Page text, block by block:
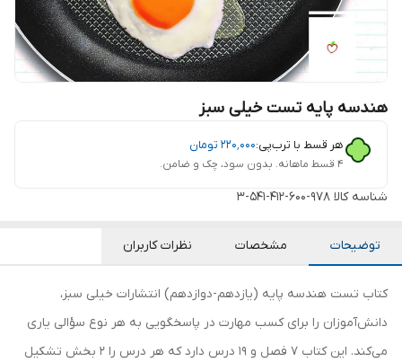
هندسه پایه تست خیلی سبز
هر قسط با ترب‌پی:۲۲۰٬۰۰۰ تومان
۴ قسط ماهانه. بدون سود، چک و ضامن.
شناسه کالا 978-600-412-541-3
توضیحات مشخصات نظرات کاربران
کتاب تست هندسه پایه (یازدهم-دوازدهم) انتشارات خیلی سبز،
دانش‌آموزان را برای کسب مهارت در پاسخگویی به هر نوع سؤالی یاری
می‌کند. این کتاب 7 فصل و 19 درس دارد که هر درس را 2 بخش تشکیل